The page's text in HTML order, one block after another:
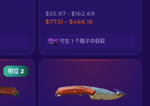
$55.97 - $162.69
$77.51 – $466.16
可在 1 个箱子中获取
相位 2